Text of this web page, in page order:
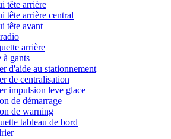
tête arrière
tête arrière central
tête avant
arrière
à gants
d'aide au stationnement
de centralisation
impulsion leve glace
de démarrage
de warning
tableau de bord